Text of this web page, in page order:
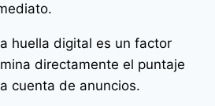
huella digital es un factor
directamente el puntaje
cuenta de anuncios.